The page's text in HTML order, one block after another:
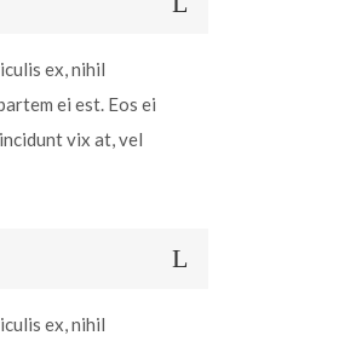
ex, nihil
ei est. Eos ei
vix at, vel
ex, nihil